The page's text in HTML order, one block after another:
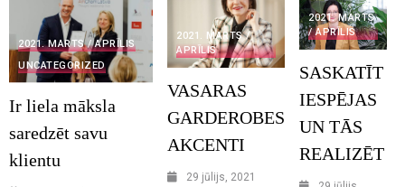
2021. MARTS / APRĪLIS
UNCATEGORIZED
Ir liela māksla
saredzēt savu
klientu
2021. MARTS /
APRĪLIS
VASARAS
GARDEROBES
AKCENTI
29 jūlijs, 2021
2021. MARTS
/ APRĪLIS
SASKATĪT
IESPĒJAS
UN TĀS
REALIZĒT